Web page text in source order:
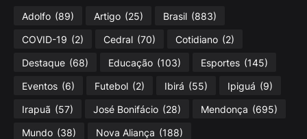
Adolfo (89) Artigo (25) Brasil (883)
COVID-19 (2) Cedral (70) Cotidiano (2)
Destaque (68) Educação (103) Esportes (145)
Eventos (6) Futebol (2) Ibirá (55) Ipiguá (9)
Irapuã (57) José Bonifácio (28) Mendonça (695)
Mundo (38) Nova Aliança (188)